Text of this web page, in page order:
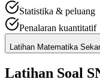
Statistika & peluang
Penalaran kuantitatif
Latihan Matematika
Latihan Soal